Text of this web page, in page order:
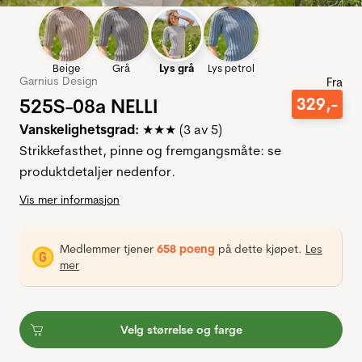
Beige Grå Lys grå Lys petrol
Garnius Design
525S-08a NELLI
Fra
329,-
Vanskelighetsgrad: ★★★ (3 av 5)
Strikkefasthet, pinne og fremgangsmåte: se
produktdetaljer nedenfor.
Vis mer informasjon
Medlemmer tjener 658 poeng på dette kjøpet. Les
mer
Velg størrelse og farge